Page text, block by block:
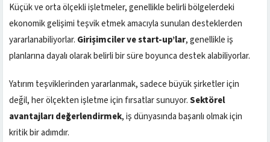
Küçük ve orta ölçekli işletmeler, genellikle belirli bölgelerdeki
ekonomik gelişimi teşvik etmek amacıyla sunulan desteklerden
yararlanabiliyorlar. Girişimciler ve start-up’lar, genellikle iş
planlarına dayalı olarak belirli bir süre boyunca destek alabiliyorlar.
Yatırım teşviklerinden yararlanmak, sadece büyük şirketler için
değil, her ölçekten işletme için fırsatlar sunuyor.Sektörel
avantajları değerlendirmek, iş dünyasında başarılı olmak için
kritik bir adımdır.